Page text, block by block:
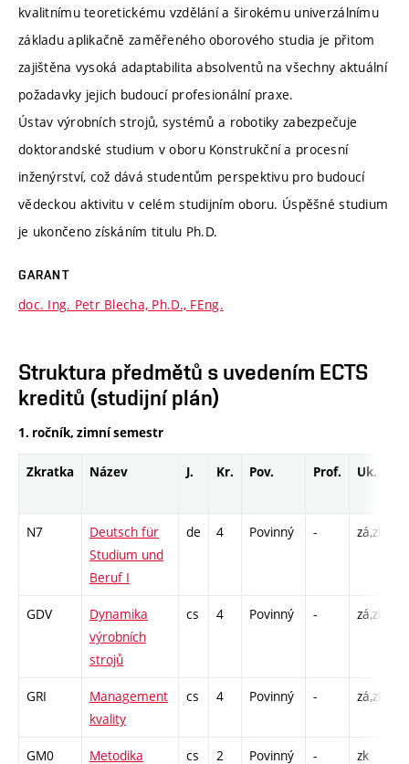
kvalitnímu teoretickému vzdělání a širokému univerzálnímu
základu aplikačně zaměřeného oborového studia je přitom
zajištěna vysoká adaptabilita absolventů na všechny aktuální
požadavky jejich budoucí profesionální praxe.
Ústav výrobních strojů, systémů a robotiky zabezpečuje
doktorandské studium v oboru Konstrukční a procesní
inženýrství, což dává studentům perspektivu pro budoucí
vědeckou aktivitu v celém studijním oboru. Úspěšné studium
je ukončeno získáním titulu Ph.D.
GARANT
doc. Ing. Petr Blecha, Ph.D., FEng.
Struktura předmětů s uvedením ECTS
kreditů (studijní plán)
1. ročník, zimní semestr
Zkratka Název J. Kr. Pov. Prof. Uk.
N7
Deutsch für
Studium und
Beruf I
de 4 Povinný - zá,zk
GDV
Dynamika
výrobních
strojů
cs 4 Povinný - zá,zk
GRI
Management
kvality
cs 4 Povinný - zá,zk
GM0 Metodika cs 2 Povinný - zk